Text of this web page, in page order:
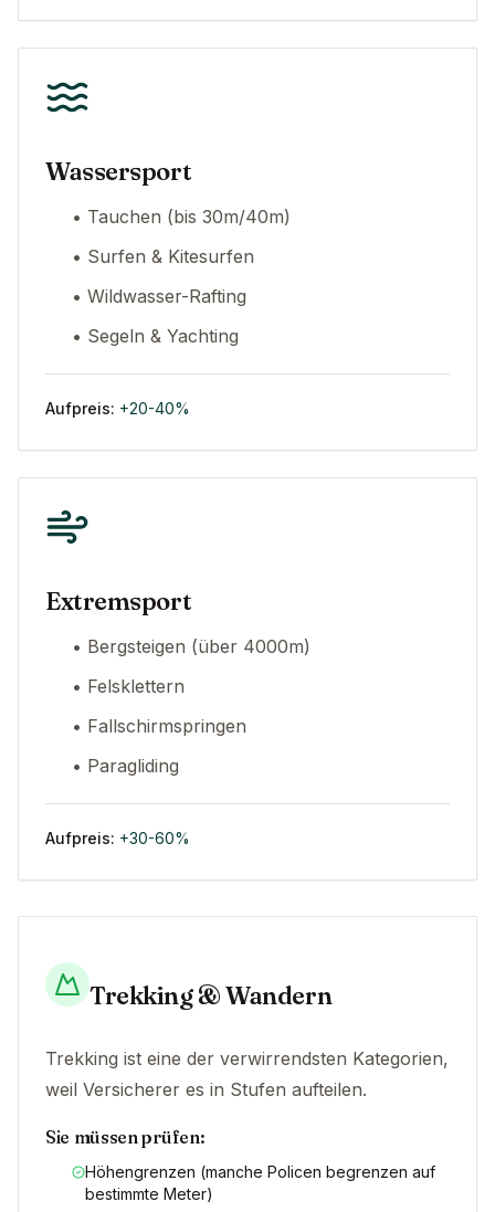
Wassersport
• Tauchen (bis 30m/40m)
• Surfen & Kitesurfen
• Wildwasser-Rafting
• Segeln & Yachting
Aufpreis: +20-40%
Extremsport
• Bergsteigen (über 4000m)
• Felsklettern
• Fallschirmspringen
• Paragliding
Aufpreis: +30-60%
Trekking & Wandern
Trekking ist eine der verwirrendsten Kategorien,
weil Versicherer es in Stufen aufteilen.
Sie müssen prüfen:
Höhengrenzen (manche Policen begrenzen auf
bestimmte Meter)